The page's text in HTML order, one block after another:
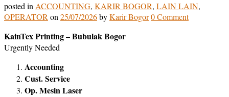
posted inACCOUNTING, KARIR BOGOR, LAIN LAIN,
OPERATORon25/07/2026byKarir Bogor0 Comment
KainTex Printing – Bubulak Bogor
Urgently Needed
Accounting
Cust. Service
Op. Mesin Laser